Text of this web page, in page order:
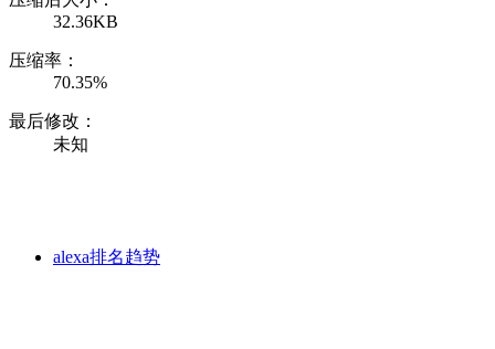
32.36KB
压缩率：
70.35%
最后修改：
未知
alexa排名趋势